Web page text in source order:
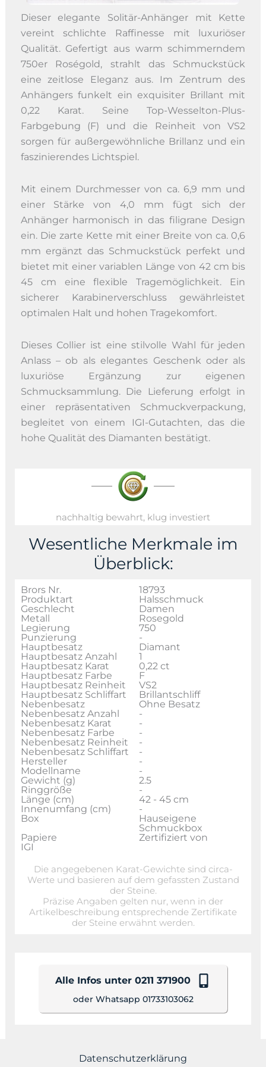
Dieser elegante Solitär-Anhänger mit Kette
vereint schlichte Raffinesse mit luxuriöser
Qualität. Gefertigt aus warm schimmerndem
750er Roségold, strahlt das Schmuckstück
eine zeitlose Eleganz aus. Im Zentrum des
Anhängers funkelt ein exquisiter Brillant mit
0,22 Karat. Seine Top-Wesselton-Plus-
Farbgebung (F) und die Reinheit von VS2
sorgen für außergewöhnliche Brillanz und ein
faszinierendes Lichtspiel.
Mit einem Durchmesser von ca. 6,9 mm und
einer Stärke von 4,0 mm fügt sich der
Anhänger harmonisch in das filigrane Design
ein. Die zarte Kette mit einer Breite von ca. 0,6
mm ergänzt das Schmuckstück perfekt und
bietet mit einer variablen Länge von 42 cm bis
45 cm eine flexible Tragemöglichkeit. Ein
sicherer Karabinerverschluss gewährleistet
optimalen Halt und hohen Tragekomfort.
Dieses Collier ist eine stilvolle Wahl für jeden
Anlass – ob als elegantes Geschenk oder als
luxuriöse Ergänzung zur eigenen
Schmucksammlung. Die Lieferung erfolgt in
einer repräsentativen Schmuckverpackung,
begleitet von einem IGI-Gutachten, das die
hohe Qualität des Diamanten bestätigt.
nachhaltig bewahrt, klug investiert
Wesentliche Merkmale im
Überblick:
Brors Nr.
18793
Produktart
Halsschmuck
Geschlecht
Damen
Metall
Rosegold
Legierung
750
Punzierung
-
Hauptbesatz
Diamant
Hauptbesatz Anzahl
1
Hauptbesatz Karat
0,22 ct
Hauptbesatz Farbe
F
Hauptbesatz Reinheit
VS2
Hauptbesatz Schliffart
Brillantschliff
Nebenbesatz
Ohne Besatz
Nebenbesatz Anzahl
-
Nebenbesatz Karat
-
Nebenbesatz Farbe
-
Nebenbesatz Reinheit
-
Nebenbesatz Schliffart
-
Hersteller
-
Modellname
-
Gewicht (g)
2.5
Ringgröße
-
Länge (cm)
42 - 45 cm
Innenumfang (cm)
-
Box
Hauseigene
Schmuckbox
Papiere
Zertifiziert von
IGI
Die angegebenen Karat-Gewichte sind circa-
Werte und basieren auf dem gefassten Zustand
der Steine.
Präzise Angaben gelten nur, wenn in der
Artikelbeschreibung entsprechende Zertifikate
der Steine erwähnt werden.
Alle Infos unter 0211 371900
oder Whatsapp 01733103062
Datenschutzerklärung